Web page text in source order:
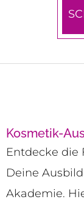
Kosmetik-
Entdecke die
Deine
Akademie.